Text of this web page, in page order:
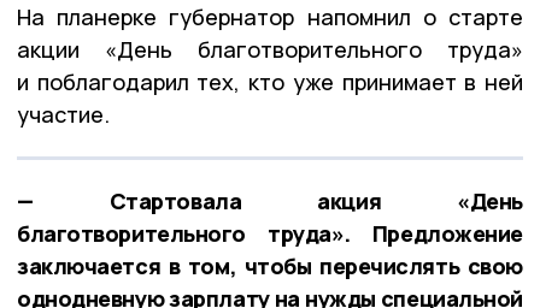
На планерке губернатор напомнил о старте
акции «День благотворительного труда»
и поблагодарил тех, кто уже принимает в ней
участие.
— Стартовала акция «День
благотворительного труда». Предложение
заключается в том, чтобы перечислять свою
однодневную зарплату на нужды специальной